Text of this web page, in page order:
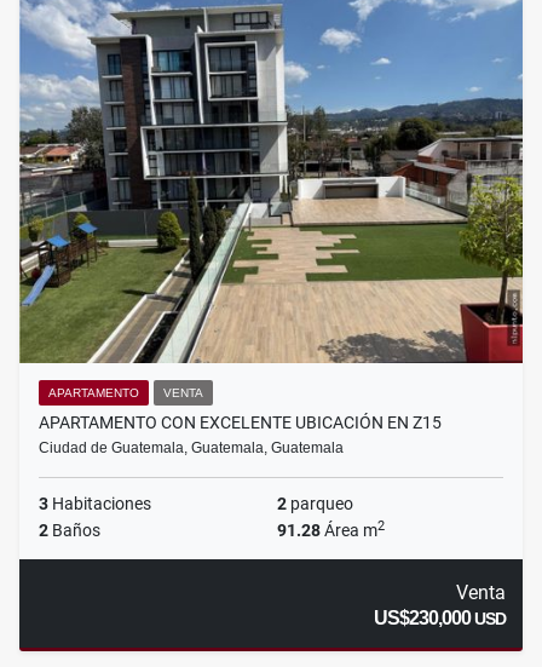
APARTAMENTO VENTA
APARTAMENTO CON EXCELENTE UBICACIÓN EN Z15
Ciudad de Guatemala, Guatemala, Guatemala
3 Habitaciones 2 parqueo
2 Baños 91.28Área m2
Venta
US$230,000USD